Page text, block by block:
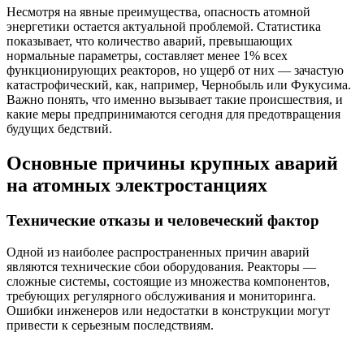
Несмотря на явные преимущества, опасность атомной
энергетики остается актуальной проблемой. Статистика
показывает, что количество аварий, превышающих
нормальные параметры, составляет менее 1% всех
функционирующих реакторов, но ущерб от них — зачастую
катастрофический, как, например, Чернобыль или Фукусима.
Важно понять, что именно вызывает такие происшествия, и
какие меры предпринимаются сегодня для предотвращения
будущих бедствий.
Основные причины крупных аварий
на атомных электростанциях
Технические отказы и человеческий фактор
Одной из наиболее распространенных причин аварий
являются технические сбои оборудования. Реакторы —
сложные системы, состоящие из множества компонентов,
требующих регулярного обслуживания и мониторинга.
Ошибки инженеров или недостатки в конструкции могут
привести к серьезным последствиям.